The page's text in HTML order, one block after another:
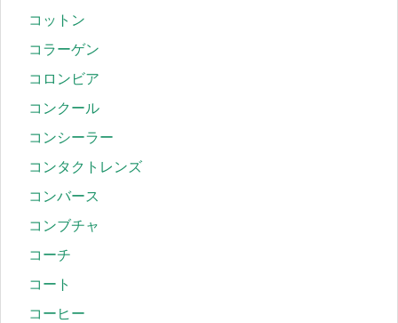
コットン
コラーゲン
コロンビア
コンクール
コンシーラー
コンタクトレンズ
コンバース
コンブチャ
コーチ
コート
コーヒー